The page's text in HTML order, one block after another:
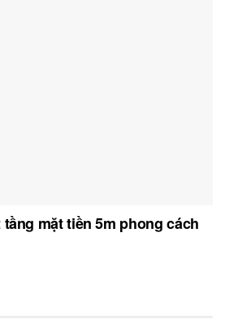
mặt tiền 5m phong cách